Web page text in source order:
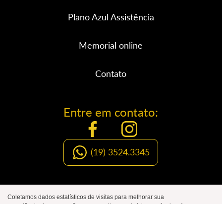
Organização Social de Luto
Plano Azul Assistência
Memorial online
Contato
Entre em contato:
(19) 3524.3345
Coletamos dados estatísticos de visitas para melhorar sua